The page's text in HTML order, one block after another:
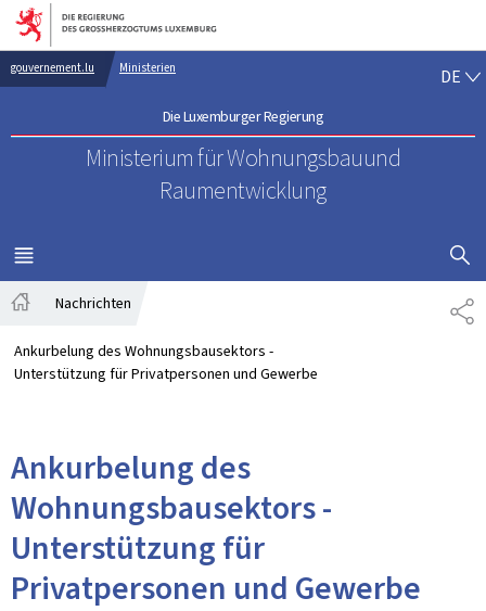
Zur Hauptnavigation
Zum Inhalt
gouvernement.lu Ministerien
Die Luxemburger Regierung
Ministerium für Wohnungsbauund
Raumentwicklung
DE
MENÜ
HAUPT-
Nachrichten
Ankurbelung des Wohnungsbausektors -
Unterstützung für Privatpersonen und Gewerbe
Ankurbelung des
Wohnungsbausektors -
Unterstützung für
Privatpersonen und Gewerbe